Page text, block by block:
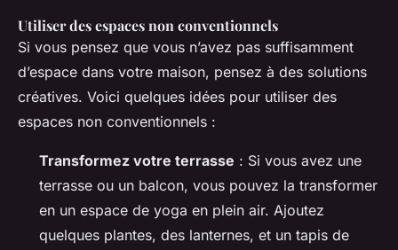
Utiliser des espaces non conventionnels
Si vous pensez que vous n’avez pas suffisamment
d’espace dans votre maison, pensez à des solutions
créatives. Voici quelques idées pour utiliser des
espaces non conventionnels :
Transformez votre terrasse : Si vous avez une
terrasse ou un balcon, vous pouvez la transformer
en un espace de yoga en plein air. Ajoutez
quelques plantes, des lanternes, et un tapis de